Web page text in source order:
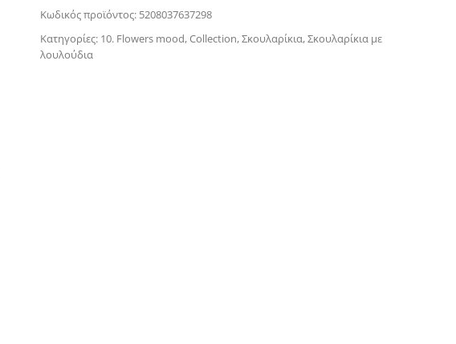
Κωδικός προϊόντος: 5208037637298
Κατηγορίες: 10. Flowers mood,Collection,Σκουλαρίκια,Σκουλαρίκια με
λουλούδια